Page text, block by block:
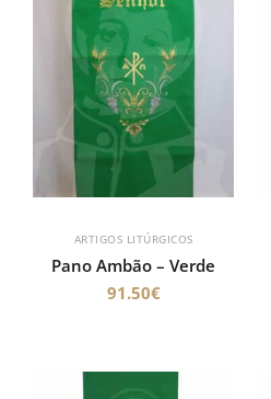
ARTIGOS LITÚRGICOS
Pano Ambão – Verde
91.50€